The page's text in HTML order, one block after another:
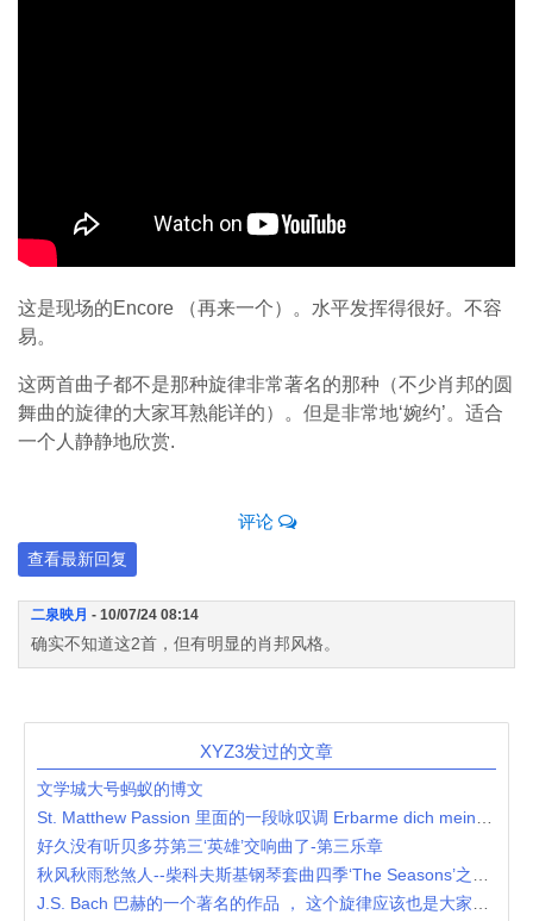
这是现场的Encore （再来一个）。水平发挥得很好。不容
易。
这两首曲子都不是那种旋律非常著名的那种（不少肖邦的圆
舞曲的旋律的大家耳熟能详的）。但是非常地‘婉约’。适合
一个人静静地欣赏.
评论
查看最新回复
二泉映月 - 10/07/24 08:14
确实不知道这2首，但有明显的肖邦风格。
XYZ3发过的文章
文学城大号蚂蚁的博文
St. Matthew Passion 里面的一段咏叹调 Erbarme dich meine Gott
好久没有听贝多芬第三‘英雄’交响曲了-第三乐章
秋风秋雨愁煞人--柴科夫斯基钢琴套曲四季‘The Seasons’之10月
J.S. Bach 巴赫的一个著名的作品 ， 这个旋律应该也是大家熟悉的